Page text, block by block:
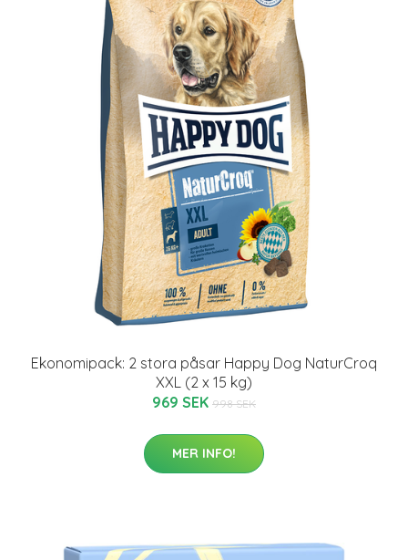
Ekonomipack: 2 stora påsar Happy Dog NaturCroq
XXL (2 x 15 kg)
969 SEK 998 SEK
MER INFO!